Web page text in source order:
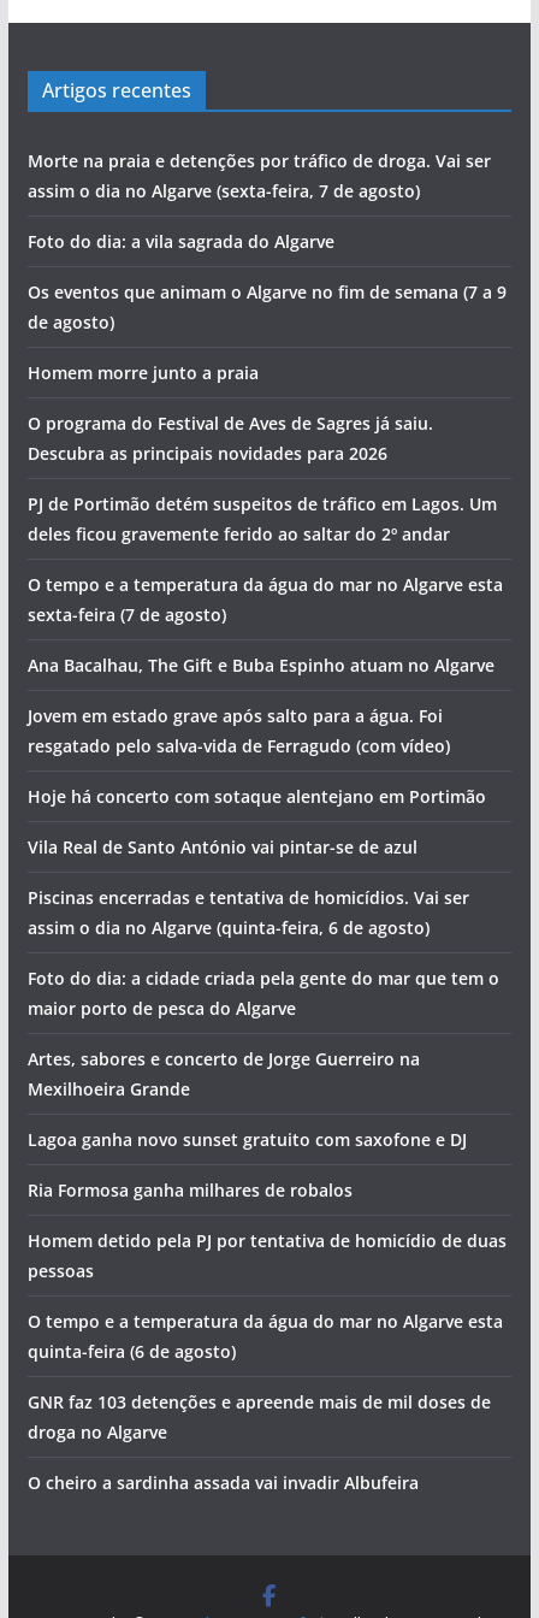
Artigos recentes
Morte na praia e detenções por tráfico de droga. Vai ser
assim o dia no Algarve (sexta-feira, 7 de agosto)
Foto do dia: a vila sagrada do Algarve
Os eventos que animam o Algarve no fim de semana (7 a 9
de agosto)
Homem morre junto a praia
O programa do Festival de Aves de Sagres já saiu.
Descubra as principais novidades para 2026
PJ de Portimão detém suspeitos de tráfico em Lagos. Um
deles ficou gravemente ferido ao saltar do 2º andar
O tempo e a temperatura da água do mar no Algarve esta
sexta-feira (7 de agosto)
Ana Bacalhau, The Gift e Buba Espinho atuam no Algarve
Jovem em estado grave após salto para a água. Foi
resgatado pelo salva-vida de Ferragudo (com vídeo)
Hoje há concerto com sotaque alentejano em Portimão
Vila Real de Santo António vai pintar-se de azul
Piscinas encerradas e tentativa de homicídios. Vai ser
assim o dia no Algarve (quinta-feira, 6 de agosto)
Foto do dia: a cidade criada pela gente do mar que tem o
maior porto de pesca do Algarve
Artes, sabores e concerto de Jorge Guerreiro na
Mexilhoeira Grande
Lagoa ganha novo sunset gratuito com saxofone e DJ
Ria Formosa ganha milhares de robalos
Homem detido pela PJ por tentativa de homicídio de duas
pessoas
O tempo e a temperatura da água do mar no Algarve esta
quinta-feira (6 de agosto)
GNR faz 103 detenções e apreende mais de mil doses de
droga no Algarve
O cheiro a sardinha assada vai invadir Albufeira